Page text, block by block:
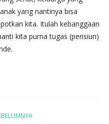
yang nantinya bisa
kita. Itulah kebanggaan
kita purna tugas (pensiun)